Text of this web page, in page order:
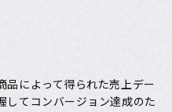
品によって得られた売上デー
してコンバージョン達成のた